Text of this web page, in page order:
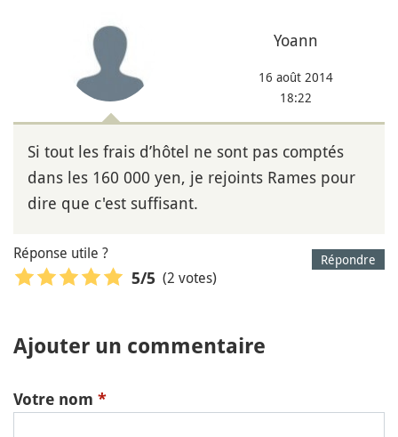
Yoann
16 août 2014
18:22
Si tout les frais d’hôtel ne sont pas comptés
dans les 160 000 yen, je rejoints Rames pour
dire que c'est suffisant.
Répondre
Réponse utile ?
5/5 (2 votes)
Ajouter un commentaire
Votre nom *